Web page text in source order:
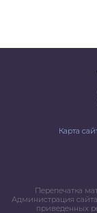
Карта
Перепечатка
Администрация сайта
приведенных